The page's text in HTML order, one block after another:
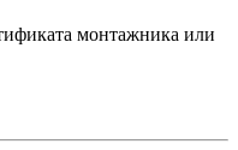
монтажника или